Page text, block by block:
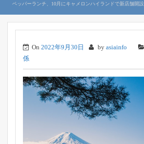
ペッパーランチ、10月にキャメロンハイランドで新店舗開設
On 2022年9月30日 by asiainfo
係